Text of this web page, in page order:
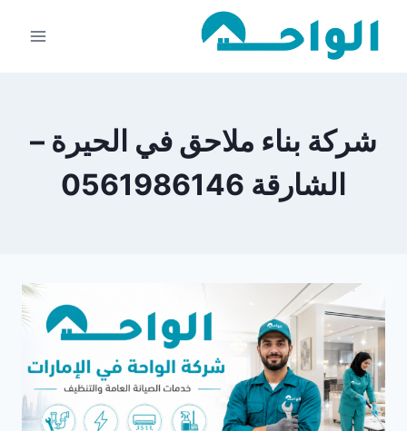
شركة بناء ملاحق في الحيرة –
الشارقة 0561986146